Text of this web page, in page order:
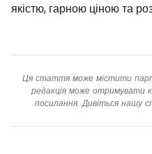
якістю, гарною ціною та
Ця стаття може містити
редакція може отримувати
посилання. Дивіться нашу